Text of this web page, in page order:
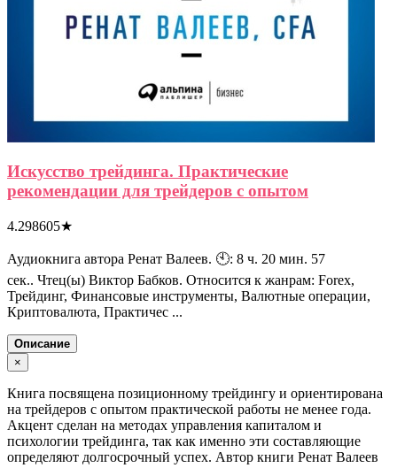
Искусство трейдинга. Практические
рекомендации для трейдеров с опытом
4.298605★
Аудиокнига автора Ренат Валеев. 🕙: 8 ч. 20 мин. 57
сек.. Чтец(ы) Виктор Бабков. Относится к жанрам: Forex,
Трейдинг, Финансовые инструменты, Валютные операции,
Криптовалюта, Практичес ...
Описание
×
Книга посвящена позиционному трейдингу и ориентирована
на трейдеров с опытом практической работы не менее года.
Акцент сделан на методах управления капиталом и
психологии трейдинга, так как именно эти составляющие
определяют долгосрочный успех. Автор книги Ренат Валеев